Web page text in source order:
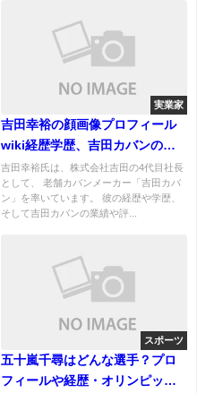
実業家
吉田幸裕の顔画像プロフィール
wiki経歴学歴、吉田カバンの業
績と評判！場所はどこ？
吉田幸裕氏は、株式会社吉田の4代目社長
として、 老舗カバンメーカー「吉田カバ
ン」を率いています。 彼の経歴や学歴、
そして吉田カバンの業績や評...
スポーツ
五十嵐千尋はどんな選手？プロ
フィールや経歴・オリンピック